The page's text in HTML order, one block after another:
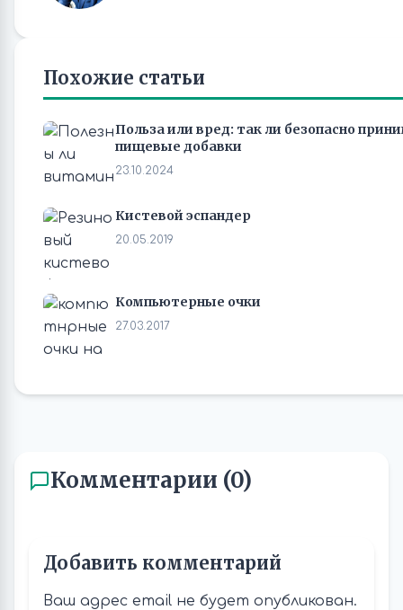
Похожие статьи
Польза или вред: так ли безопасно
пищевые добавки
23.10.2024
Кистевой эспандер
20.05.2019
Компьютерные очки
27.03.2017
Комментарии (0)
Добавить комментарий
Ваш адрес email не будет опубликован.